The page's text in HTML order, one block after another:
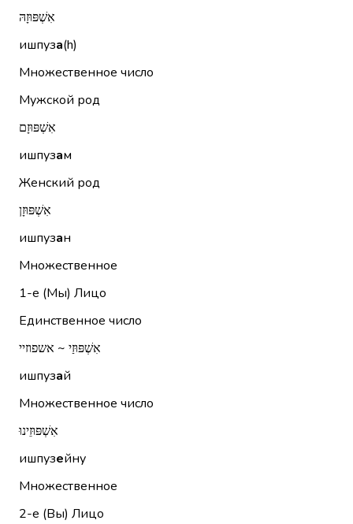
אִשְׁפּוּזָהּ
ишпуза(h)
Множественное число
Мужской род
אִשְׁפּוּזָם
ишпузам
Женский род
אִשְׁפּוּזָן
ишпузан
Множественное
1-е (Мы) Лицо
Единственное число
אִשְׁפּוּזַי ~ אשפוזיי
ишпузай
Множественное число
אִשְׁפּוּזֵינוּ
ишпузейну
Множественное
2-е (Вы) Лицо